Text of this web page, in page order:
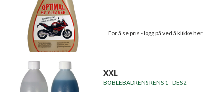
For å se pris - logg på ved å klikke her
XXL
BOBLEBADRENS RENS 1 - DES 2